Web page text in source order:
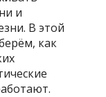
и
В этой
как